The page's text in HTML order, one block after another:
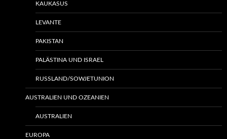
KAUKASUS
LEVANTE
PAKISTAN
PALÄSTINA UND ISRAEL
RUSSLAND/SOWJETUNION
AUSTRALIEN UND OZEANIEN
AUSTRALIEN
EUROPA